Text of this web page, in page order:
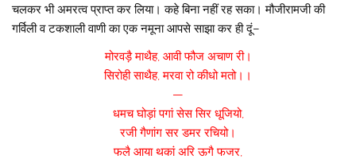
चलकर भी अमरत्व प्राप्त कर लिया। कहे बिना नहीं रह सका। मौजीरामजी की
गर्विली व टकशाली वाणी का एक नमूना आपसे साझा कर ही दूं–
मोरवड़ै माथैह, आवी फौज अचाण री।
सिरोही साथैह, मरवा रो कीधो मतो।।
—
धमच घोड़ां पगां सेस सिर धूजियो,
रजी गैणांग सर डमर रचियो।
फलै आया थकां अरि ऊगै फजर,